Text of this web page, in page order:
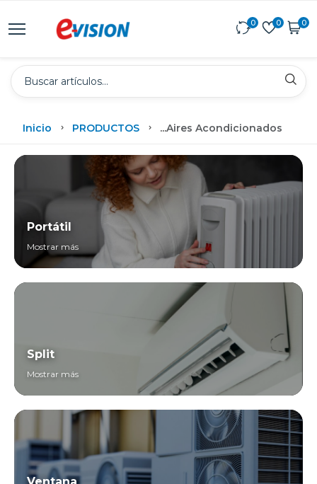
0 0 0
Inicio PRODUCTOS ...Aires Acondicionados
Portátil
Mostrar más
Split
Mostrar más